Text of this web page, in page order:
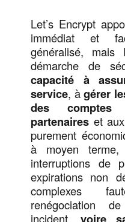
Let’s Encrypt
immédiat et
généralisé, mais
démarche de
capacité à
service, àgérer
des
partenaires et aux
purement
à moyen
interruptions de
expirations non
complexes
renégociation
incident,